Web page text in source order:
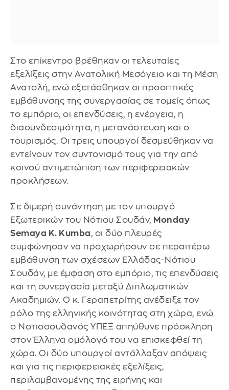
Στο επίκεντρο βρέθηκαν οι τελευταίες
εξελίξεις στην Ανατολική Μεσόγειο και τη Μέση
Ανατολή, ενώ εξετάσθηκαν οι προοπτικές
εμβάθυνσης της συνεργασίας σε τομείς όπως
το εμπόριο, οι επενδύσεις, η ενέργεια, η
διασυνδεσιμότητα, η μετανάστευση και ο
τουρισμός. Οι τρεις υπουργοί δεσμεύθηκαν να
εντείνουν τον συντονισμό τους για την από
κοινού αντιμετώπιση των περιφερειακών
προκλήσεων.
Σε διμερή συνάντηση με τον υπουργό
Εξωτερικών του Νότιου Σουδάν, Monday
Semaya K. Kumba, οι δύο πλευρές
συμφώνησαν να προχωρήσουν σε περαιτέρω
εμβάθυνση των σχέσεων Ελλάδας-Νότιου
Σουδάν, με έμφαση στο εμπόριο, τις επενδύσεις
και τη συνεργασία μεταξύ Διπλωματικών
Ακαδημιών. Ο κ. Γεραπετρίτης ανέδειξε τον
ρόλο της ελληνικής κοινότητας στη χώρα, ενώ
ο Νοτιοσουδανός ΥΠΕΞ απηύθυνε πρόσκληση
στον Έλληνα ομόλογό του να επισκεφθεί τη
χώρα. Οι δύο υπουργοί αντάλλαξαν απόψεις
και για τις περιφερειακές εξελίξεις,
περιλαμβανομένης της ειρήνης και